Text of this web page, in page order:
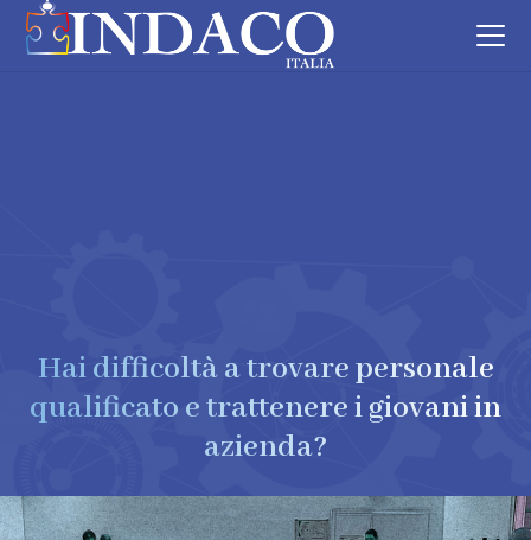
Hai difficoltà a trovare personale
qualificato e trattenere i giovani in
azienda?